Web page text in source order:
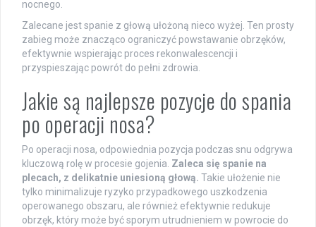
nocnego.
Zalecane jest spanie z głową ułożoną nieco wyżej. Ten prosty
zabieg może znacząco ograniczyć powstawanie obrzęków,
efektywnie wspierając proces rekonwalescencji i
przyspieszając powrót do pełni zdrowia.
Jakie są najlepsze pozycje do spania
po operacji nosa?
Po operacji nosa, odpowiednia pozycja podczas snu odgrywa
kluczową rolę w procesie gojenia. Zaleca się spanie na
plecach, z delikatnie uniesioną głową. Takie ułożenie nie
tylko minimalizuje ryzyko przypadkowego uszkodzenia
operowanego obszaru, ale również efektywnie redukuje
obrzęk, który może być sporym utrudnieniem w powrocie do